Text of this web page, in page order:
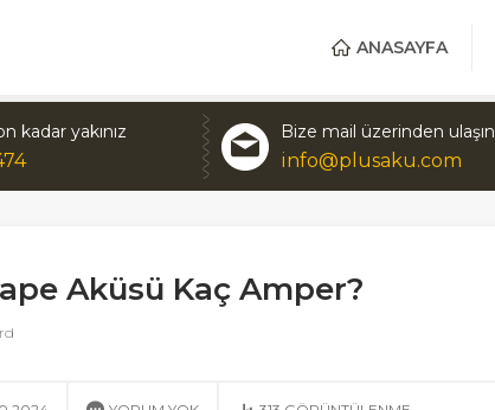
ANASAYFA
kadar yakınız Bize mail üzerinden ulaşın
info@plusaku.com
Aküsü Kaç Amper?